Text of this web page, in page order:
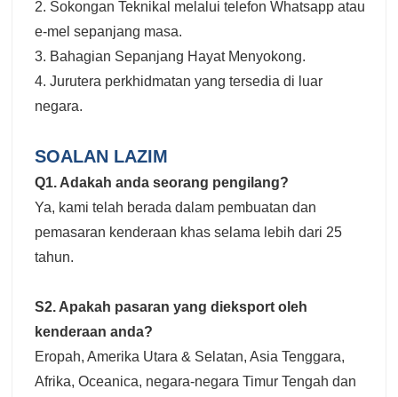
2. Sokongan Teknikal melalui telefon Whatsapp atau
e-mel sepanjang masa.
3. Bahagian Sepanjang Hayat Menyokong.
4. Jurutera perkhidmatan yang tersedia di luar
negara.
SOALAN LAZIM
Q1. Adakah anda seorang pengilang?
Ya, kami telah berada dalam pembuatan dan
pemasaran kenderaan khas selama lebih dari 25
tahun.
S2. Apakah pasaran yang dieksport oleh
kenderaan anda?
Eropah, Amerika Utara & Selatan, Asia Tenggara,
Afrika, Oceanica, negara-negara Timur Tengah dan